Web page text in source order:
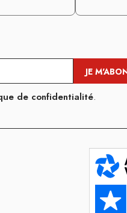
de confidentialité.